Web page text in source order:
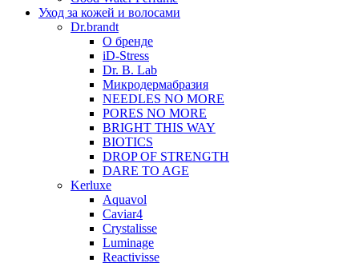
Уход за кожей и волосами
Dr.brandt
О бренде
iD-Stress
Dr. B. Lab
Микродермабразия
NEEDLES NO MORE
PORES NO MORE
BRIGHT THIS WAY
BIOTICS
DROP OF STRENGTH
DARE TO AGE
Kerluxe
Aquavol
Caviar4
Crystalisse
Luminage
Reactivisse